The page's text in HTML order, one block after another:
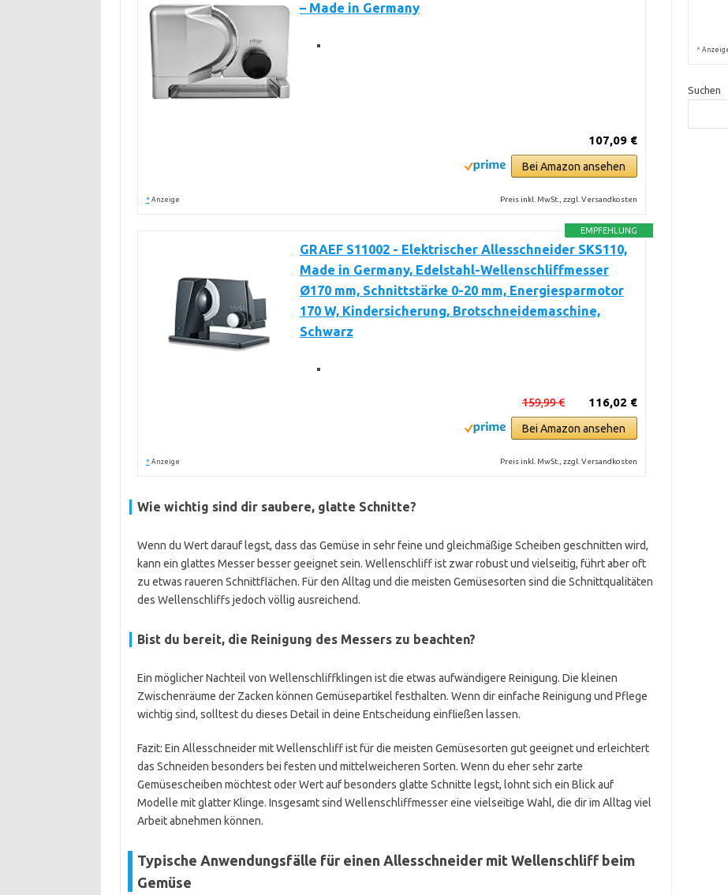
– Made in Germany
107,09 €
Bei Amazon ansehen
* Anzeige Preis inkl. MwSt., zzgl. Versandkosten
EMPFEHLUNG
GRAEF S11002 - Elektrischer Allesschneider SKS110,
Made in Germany, Edelstahl-Wellenschliffmesser
Ø170 mm, Schnittstärke 0-20 mm, Energiesparmotor
170 W, Kindersicherung, Brotschneidemaschine,
Schwarz
116,02 €
159,99 €
Bei Amazon ansehen
* Anzeige Preis inkl. MwSt., zzgl. Versandkosten
Wie wichtig sind dir saubere, glatte Schnitte?
Wenn du Wert darauf legst, dass das Gemüse in sehr feine und gleichmäßige Scheiben geschnitten wird,
kann ein glattes Messer besser geeignet sein. Wellenschliff ist zwar robust und vielseitig, führt aber oft
zu etwas raueren Schnittflächen. Für den Alltag und die meisten Gemüsesorten sind die Schnittqualitäten
des Wellenschliffs jedoch völlig ausreichend.
Bist du bereit, die Reinigung des Messers zu beachten?
Ein möglicher Nachteil von Wellenschliffklingen ist die etwas aufwändigere Reinigung. Die kleinen
Zwischenräume der Zacken können Gemüsepartikel festhalten. Wenn dir einfache Reinigung und Pflege
wichtig sind, solltest du dieses Detail in deine Entscheidung einfließen lassen.
Fazit: Ein Allesschneider mit Wellenschliff ist für die meisten Gemüsesorten gut geeignet und erleichtert
das Schneiden besonders bei festen und mittelweicheren Sorten. Wenn du eher sehr zarte
Gemüsescheiben möchtest oder Wert auf besonders glatte Schnitte legst, lohnt sich ein Blick auf
Modelle mit glatter Klinge. Insgesamt sind Wellenschliffmesser eine vielseitige Wahl, die dir im Alltag viel
Arbeit abnehmen können.
Typische Anwendungsfälle für einen Allesschneider mit Wellenschliff beim
Gemüse
*
Suchen